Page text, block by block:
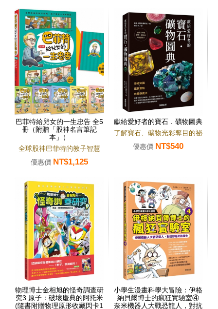
巴菲特給兒女的一生忠告 全5
冊（附贈「股神名言筆記
本」）
全球股神巴菲特的教子智慧
優惠價 NT$1,125
獻給愛好者的寶石．礦物圖典
了解寶石、礦物光彩奪目的祕
密！
優惠價 NT$540
物理博士金相旭的怪奇調查研
究3 原子：破壞慶典的阿托米
(隨書附贈物理原形收藏閃卡1
小學生漫畫科學大冒險：伊格
納貝爾博士的瘋狂實驗室④
奈米機器人大戰恐龍人，對抗